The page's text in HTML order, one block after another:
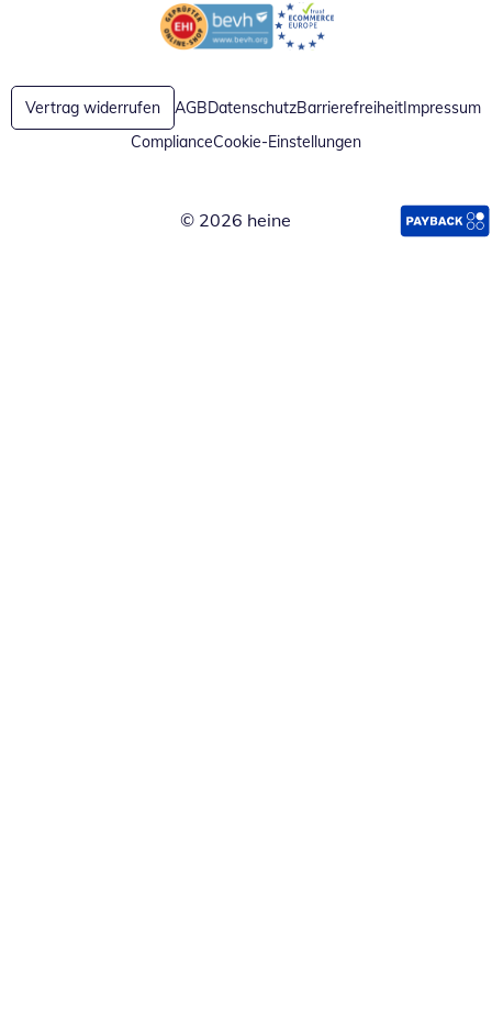
Öffnet in neuem FensterÖffnet in neuem Fenster
Vertrag widerrufen AGBDatenschutzBarrierefreiheitImpressum
ComplianceCookie-Einstellungen
© 2026 heine